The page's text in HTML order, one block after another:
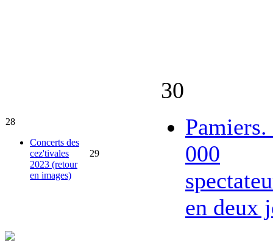
28
Concerts des
cez'tivales
2023 (retour
en images)
29
30
Pamiers.
000
en deux